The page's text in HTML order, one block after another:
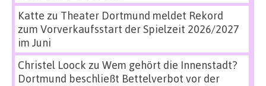
Katte zu Theater Dortmund meldet Rekord
zum Vorverkaufsstart der Spielzeit 2026/2027
im Juni
Christel Loock zu Wem gehört die Innenstadt?
Dortmund beschließt Bettelverbot vor der